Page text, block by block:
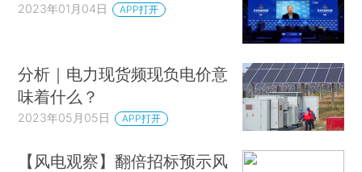
2023年01月04日 APP打开
分析｜电力现货频现负电价意
味着什么？
2023年05月05日 APP打开
【风电观察】翻倍招标预示风